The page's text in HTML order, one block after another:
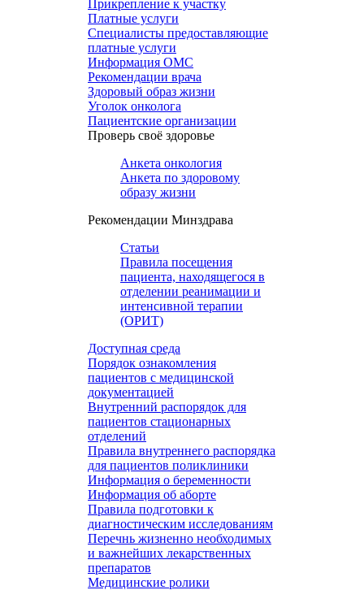
Прикрепление к участку
Платные услуги
Специалисты предоставляющие
платные услуги
Информация ОМС
Рекомендации врача
Здоровый образ жизни
Уголок онколога
Пациентские организации
Проверь своё здоровье
Анкета онкология
Анкета по здоровому
образу жизни
Рекомендации Минздрава
Статьи
Правила посещения
пациента, находящегося в
отделении реанимации и
интенсивной терапии
(ОРИТ)
Доступная среда
Порядок ознакомления
пациентов с медицинской
документацией
Внутренний распорядок для
пациентов стационарных
отделений
Правила внутреннего распорядка
для пациентов поликлиники
Информация о беременности
Информация об аборте
Правила подготовки к
диагностическим исследованиям
Перечнь жизненно необходимых
и важнейших лекарственных
препаратов
Медицинские ролики